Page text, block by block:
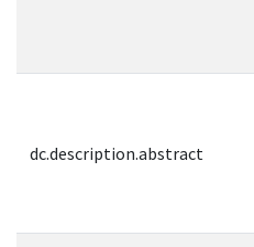
dc.description.abstract